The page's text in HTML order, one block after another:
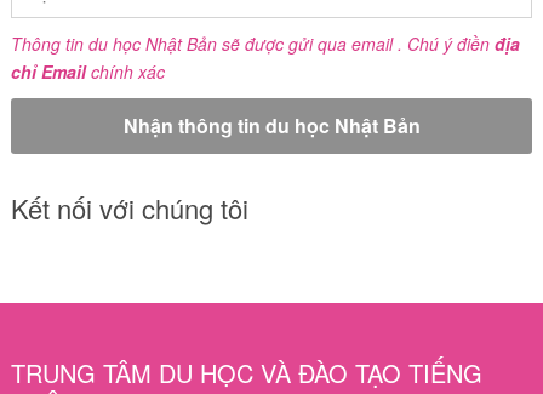
Thông tin du học Nhật Bản sẽ được gửi qua email . Chú ý điền địa
chỉ Emailchính xác
Kết nối với chúng tôi
TRUNG TÂM DU HỌC VÀ ĐÀO TẠO TIẾNG